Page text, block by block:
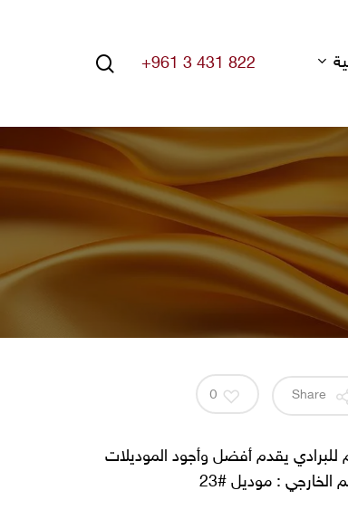
Hit enter to search or ESC to close
+961 3 431 822
search
0
للبرادي يقدم أفضل وأجود الموديلات
الخارجي : موديل #23